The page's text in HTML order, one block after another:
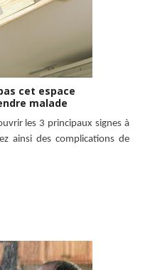
cet espace
malade
les 3 principaux signes à
ainsi des complications de